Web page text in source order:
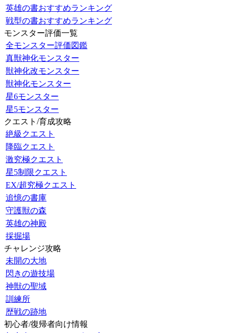
英雄の書おすすめランキング
戦型の書おすすめランキング
モンスター評価一覧
全モンスター評価図鑑
真獣神化モンスター
獣神化改モンスター
獣神化モンスター
星6モンスター
星5モンスター
クエスト/育成攻略
絶級クエスト
降臨クエスト
激究極クエスト
星5制限クエスト
EX/超究極クエスト
追憶の書庫
守護獣の森
英雄の神殿
採掘場
チャレンジ攻略
未開の大地
閃きの遊技場
神獣の聖域
訓練所
歴戦の跡地
初心者/復帰者向け情報